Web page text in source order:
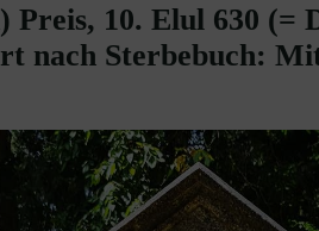
10. Elul 630 (=
nach Sterbebuch: